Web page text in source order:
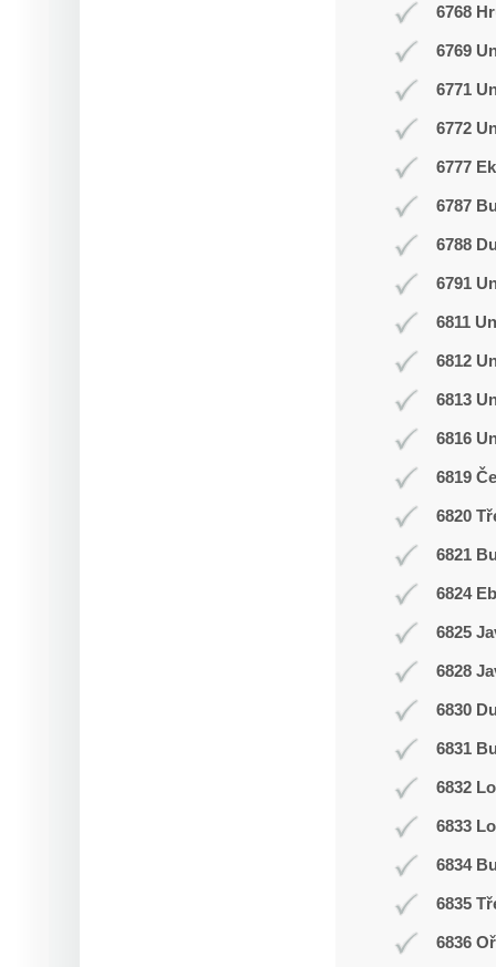
6768
6769
6771
6772
6777
6787
6788
6791
6811
6812
6813
6816
6819
6820
6821
6824
6825
6828
6830
6831
6832
6833
6834
6835
6836